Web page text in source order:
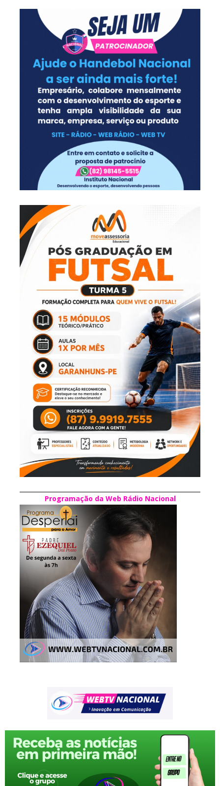
Programação da Web Rádio Nacional